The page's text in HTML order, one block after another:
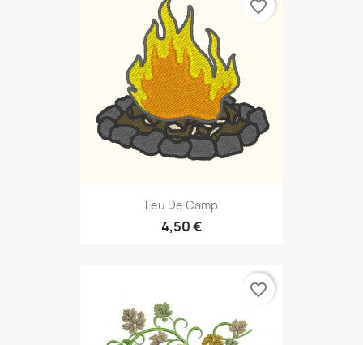
Feu De Camp
4,50 €
favorite_border
favorite_border